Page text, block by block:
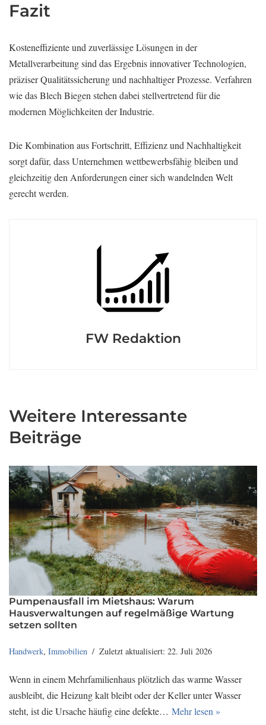
Fazit
Kosteneffiziente und zuverlässige Lösungen in der
Metallverarbeitung sind das Ergebnis innovativer Technologien,
präziser Qualitätssicherung und nachhaltiger Prozesse. Verfahren
wie das Blech Biegen stehen dabei stellvertretend für die
modernen Möglichkeiten der Industrie.
Die Kombination aus Fortschritt, Effizienz und Nachhaltigkeit
sorgt dafür, dass Unternehmen wettbewerbsfähig bleiben und
gleichzeitig den Anforderungen einer sich wandelnden Welt
gerecht werden.
FW Redaktion
Weitere Interessante
Beiträge
Pumpenausfall im Mietshaus: Warum
Hausverwaltungen auf regelmäßige Wartung
setzen sollten
Handwerk, Immobilien Zuletzt aktualisiert: 22. Juli 2026
Wenn in einem Mehrfamilienhaus plötzlich das warme Wasser
ausbleibt, die Heizung kalt bleibt oder der Keller unter Wasser
steht, ist die Ursache häufig eine defekte… Mehr lesen »